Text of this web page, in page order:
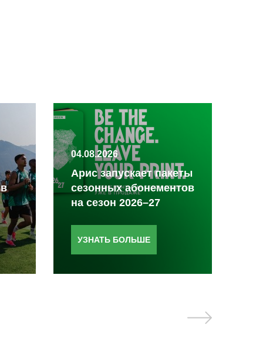
04.08.2026
Арис запускает пакеты
сезонных абонементов
на сезон 2026–27
УЗНАТЬ БОЛЬШЕ